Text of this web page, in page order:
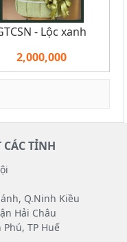
- Lộc xanh
2,000,000
TỈNH
Q.Ninh Kiều
Hải Châu
TP Huế